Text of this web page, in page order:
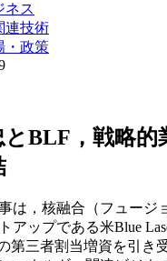
ネス
連技術
・政策
とBLF，戦略的
は，核融合（フュージ
アップである米Blue
第三者割当増資を引き